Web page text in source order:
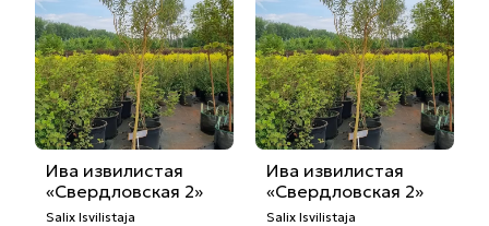
Ива извилистая
«Свердловская 2»
Salix Isvilistaja
Ива извилистая
«Свердловская 2»
Salix Isvilistaja